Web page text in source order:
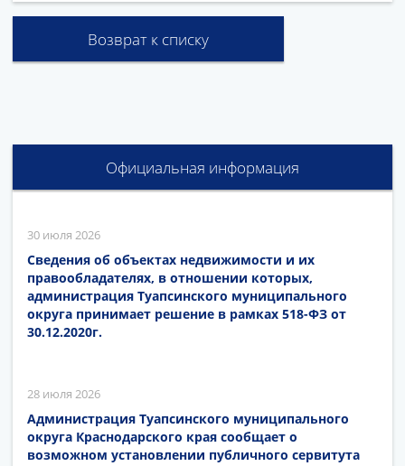
Возврат к списку
Официальная информация
30 июля 2026
Сведения об объектах недвижимости и их
правообладателях, в отношении которых,
администрация Туапсинского муниципального
округа принимает решение в рамках 518-ФЗ от
30.12.2020г.
28 июля 2026
Администрация Туапсинского муниципального
округа Краснодарского края сообщает о
возможном установлении публичного сервитута